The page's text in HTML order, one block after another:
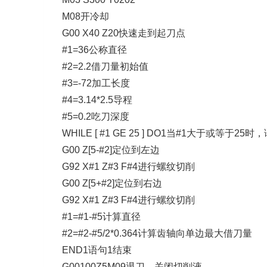
M08开冷却
G00 X40 Z20快速走到起刀点
#1=36公称直径
#2=2.2借刀量初始值
#3=-72加工长度
#4=3.14*2.5导程
#5=0.2吃刀深度
WHILE [ #1 GE 25 ] DO1当#1大于或等于25时，
G00 Z[5-#2]定位到左边
G92 X#1 Z#3 F#4进行螺纹切削
G00 Z[5+#2]定位到右边
G92 X#1 Z#3 F#4进行螺纹切削
#1=#1-#5计算直径
#2=#2-#5/2*0.364计算齿轴向单边最大借刀量
END1语句1结束